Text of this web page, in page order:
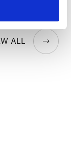
ALL